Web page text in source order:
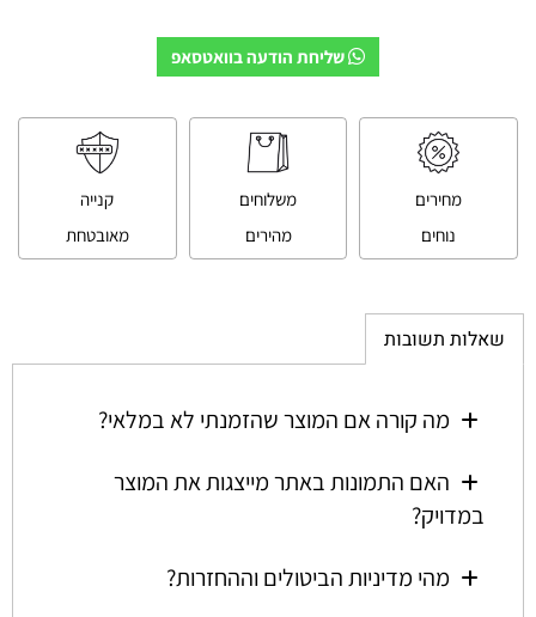
שליחת הודעה בוואטסאפ
מחירים
נוחים
משלוחים
מהירים
קנייה
מאובטחת
שאלות תשובות
מה קורה אם המוצר שהזמנתי לא במלאי?
האם התמונות באתר מייצגות את המוצר
במדויק?
מהי מדיניות הביטולים וההחזרות?